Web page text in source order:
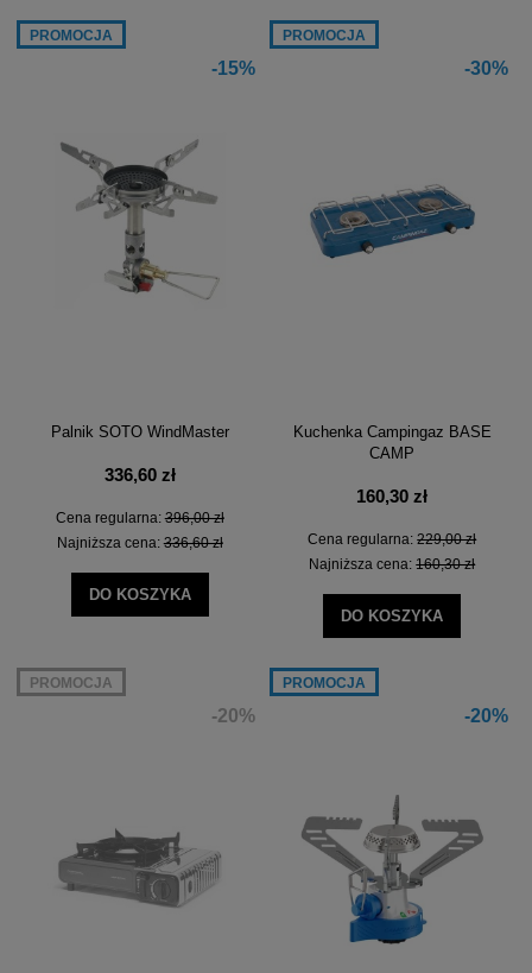
-15%
Palnik SOTO WindMaster
336,60 zł
Cena regularna:396,00 zł
Najniższa cena:336,60 zł
DO KOSZYKA
PROMOCJA
-30%
Kuchenka Campingaz BASE
CAMP
160,30 zł
Cena regularna:229,00 zł
Najniższa cena:160,30 zł
DO KOSZYKA
PROMOCJA
-20%
PROMOCJA
-20%
PROMOCJA